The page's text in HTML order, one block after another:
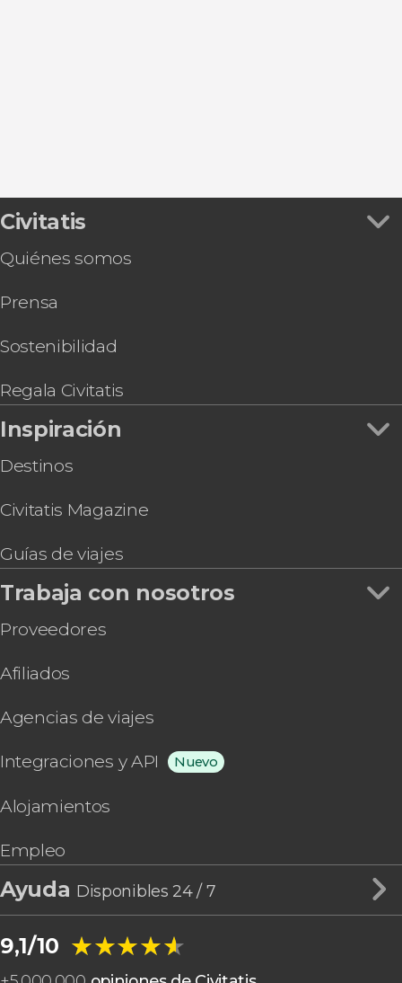
Civitatis
Quiénes somos
Prensa
Sostenibilidad
Regala Civitatis
Inspiración
Destinos
Civitatis Magazine
Guías de viajes
Trabaja con nosotros
Proveedores
Afiliados
Agencias de viajes
Integraciones y API Nuevo
Alojamientos
Empleo
Ayuda Disponibles 24 / 7
9,1/10 ★★★★★
★★★★★